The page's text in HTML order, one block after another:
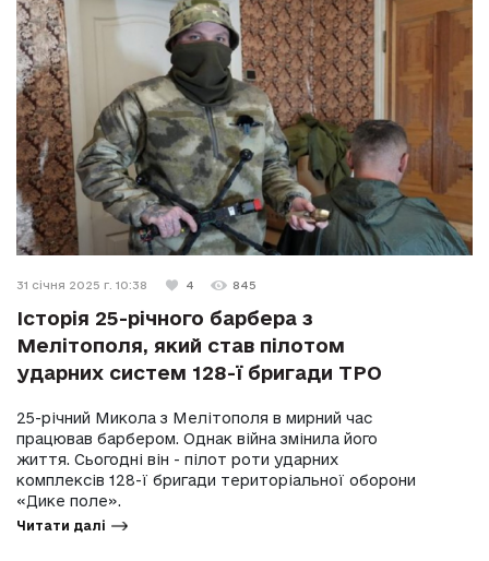
31 січня 2025 г. 10:38 4 845
Історія 25-річного барбера з
Мелітополя, який став пілотом
ударних систем 128-ї бригади ТРО
25-річний Микола з Мелітополя в мирний час
працював барбером. Однак війна змінила його
життя. Сьогодні він - пілот роти ударних
комплексів 128-ї бригади територіальної оборони
«Дике поле».
Читати далі